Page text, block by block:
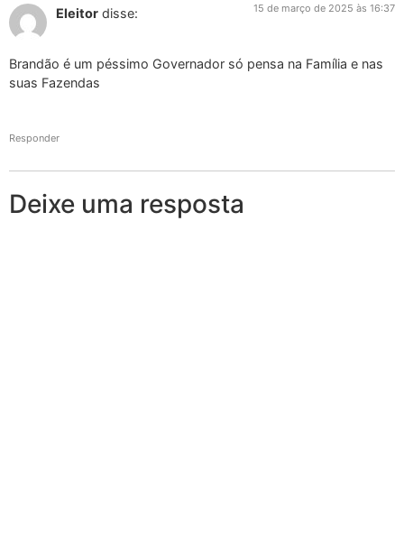
Eleitor disse: 15 de março de 2025 às 16:37
Brandão é um péssimo Governador só pensa na Família e nas
suas Fazendas
Responder
Deixe uma resposta